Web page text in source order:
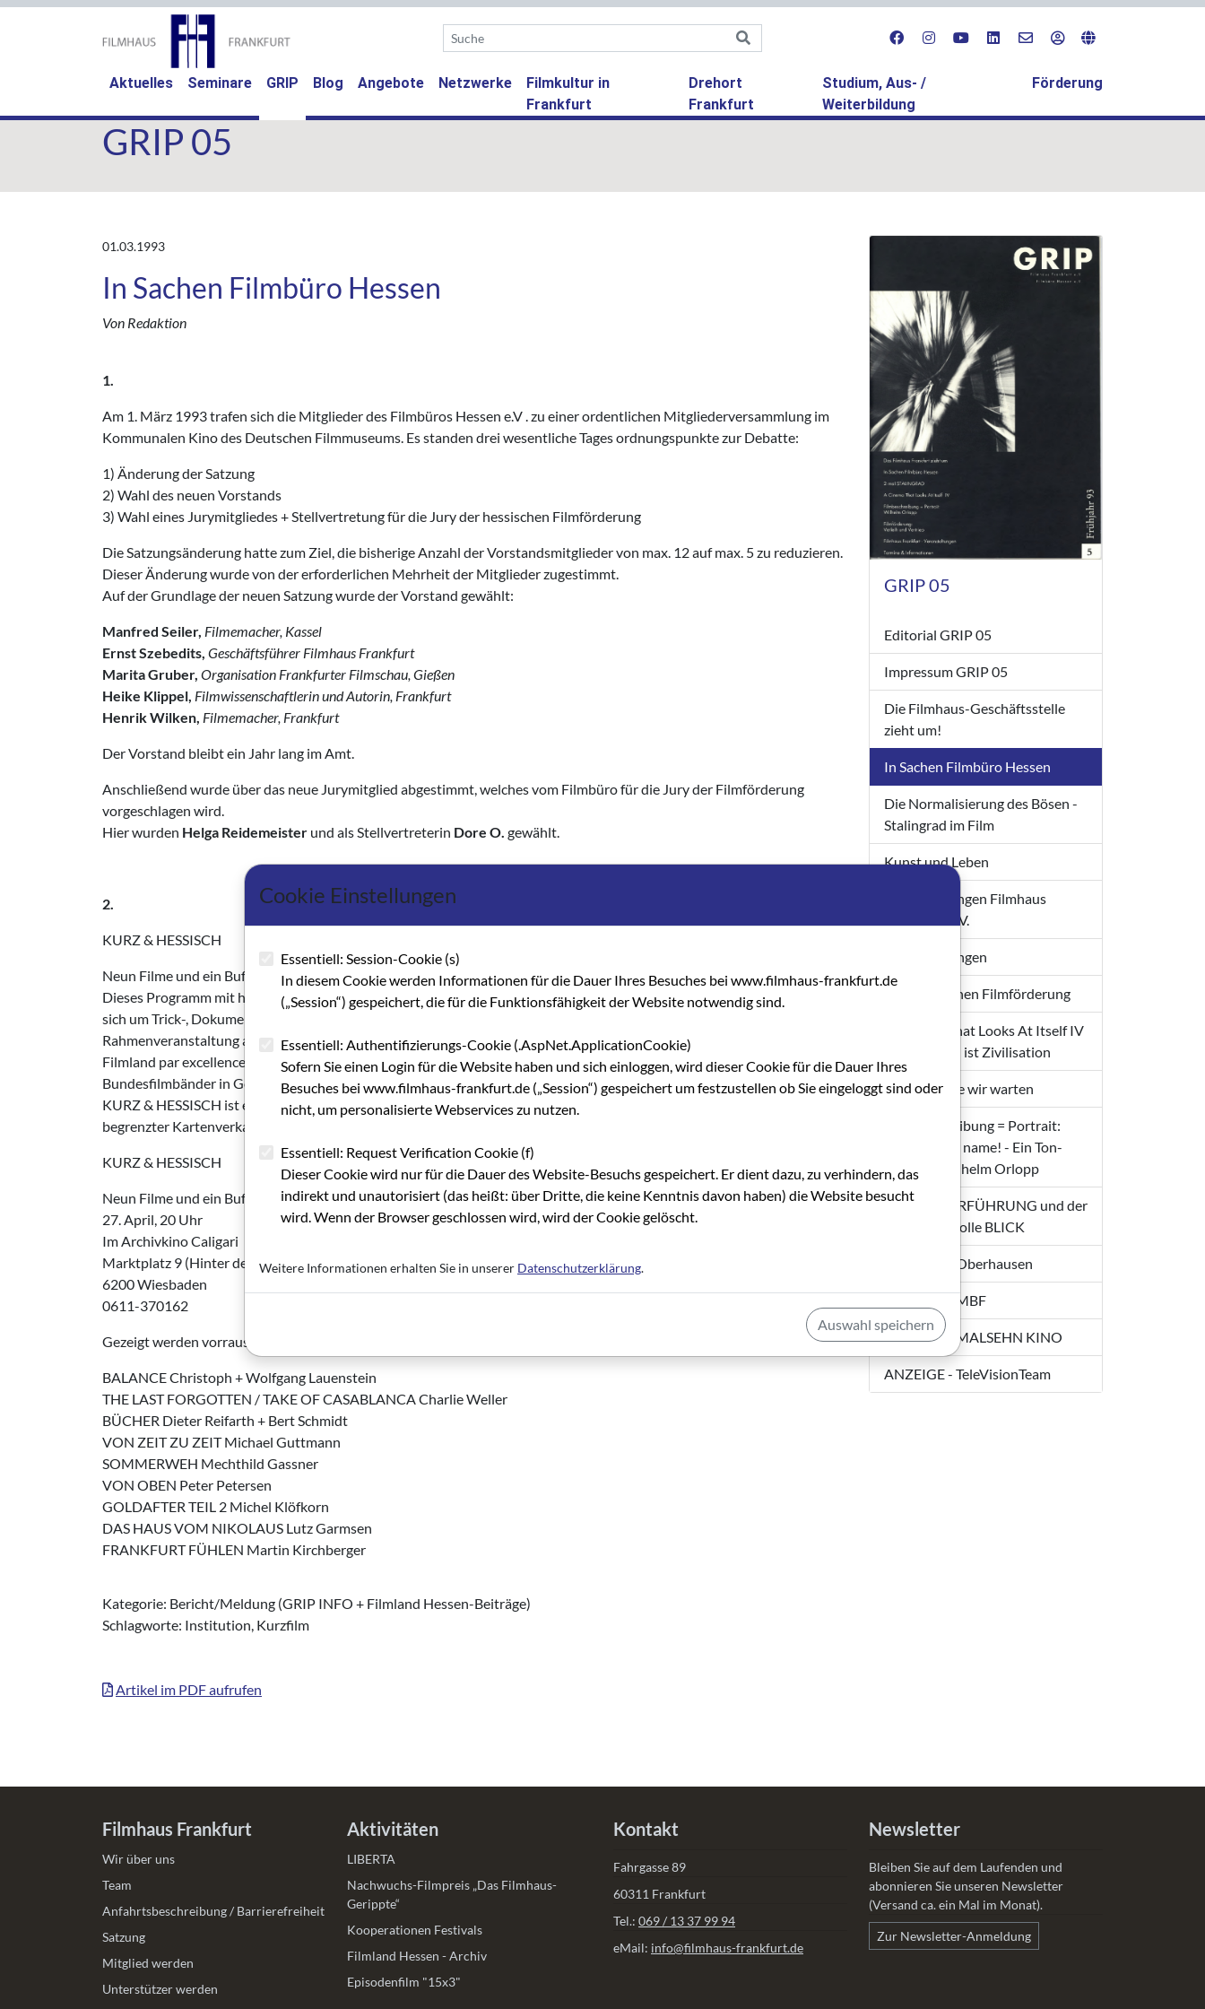
Aktuelles Seminare GRIP (current)
Blog Angebote Netzwerke
Filmkultur in
Frankfurt
Drehort
Frankfurt
Studium, Aus- /
Weiterbildung
Förderung
GRIP 05
01.03.1993
In Sachen Filmbüro Hessen
Von Redaktion
1.
Am 1. März 1993 trafen sich die Mitglie­der des Filmbüros Hessen e.V . zu einer ordentlichen Mitgliederversammlung im
Kommunalen Kino des Deutschen Filmmuseums. Es standen drei wesentliche Tages­ ordnungspunkte zur Debatte:
1) Änderung der Satzung
2) Wahl des neuen Vorstands
3) Wahl eines Jurymitgliedes + Stellvertretung für die Jury der hessi­schen Filmförderung
Die Satzungsänderung hatte zum Ziel, die bisherige Anzahl der Vorstandsmitglieder von max. 12 auf max. 5 zu reduzieren.
Dieser Änderung wurde von der erforder­lichen Mehrheit der Mitglieder zugestimmt.
Auf der Grundlage der neuen Satzung wurde der Vorstand gewählt:
Manfred Seiler, Filmemacher, Kassel
Ernst Szebedits, Geschäftsführer Filmhaus Frankfurt
Marita Gruber, Organisation Frankfur­ter Filmschau, Gießen
Heike Klippel, Filmwissenschaftlerin undAutorin, Frankfurt
Henrik Wilken, Filmemacher, Frankfurt
Der Vorstand bleibt ein Jahr lang im Amt.
Anschließend wurde über das neue Jurymitglied abgestimmt, welches vom Filmbüro für die Jury der Filmförderung
vorgeschlagen wird.
Hier wurden Helga Reidemeister und als Stellvertreterin Dore O. gewählt.
2.
KURZ & HESSISCH
Neun Filme und ein Buffet
Dieses Programm mit hessischen Kurz­filmen läßt eine ungewöhnliche Vielfalt an Ausdrucksformen erkennen, egal ob es
sich um Trick-, Dokumentar- oder Kurzspielfilm handelt. Zu diesem Abend lädt das Filmbüro Hessen e. V. ein. Er ist eine
Rahmenveranstaltung anläßlich der Landtagsanhörung zur Lage des Film­schaffens in Hessen. Obwohl Hessen nicht als
Filmland par excellence gilt, finden sich in diesem unterhaltsamen Programm Oscargewinner, Cannes­preisträger und
Bundesfilmbänder in Gold. Es sind Filme, die auch internatio­nal Furore machen.
KURZ & HESSISCH ist ein Treffen zwi­schen Filmleuten, Politikern und der Wirtschaft. Zu dieser Veranstaltung findet ein
begrenzter Kartenverkauf statt. Um recht­ zeitige Vorbestellung wird gebeten.
KURZ & HESSISCH
Neun Filme und ein Buffet
27. April, 20 Uhr
Im Archivkino Caligari
Marktplatz 9 (Hinter der Marktkirche)
6200 Wiesbaden
0611-370162
Gezeigt werden vorraussichtlich:
BALANCE Christoph + Wolfgang Lauenstein
THE LAST FORGOTTEN / TAKE OF CASABLANCA Charlie Weller
BÜCHER Dieter Reifarth + Bert Schmidt
VON ZEIT ZU ZEIT Michael Guttmann
SOMMERWEH Mechthild Gassner
VON OBEN Peter Petersen
GOLDAFTER TEIL 2 Michel Klöfkorn
DAS HAUS VOM NIKOLAUS Lutz Garmsen
FRANKFURT FÜHLEN Martin Kirchberger
Kategorie: Bericht/Meldung (GRIP INFO + Filmland Hessen-Beiträge)
Schlagworte: Institution, Kurzfilm
Artikel im PDF aufrufen
GRIP 05
Editorial GRIP 05
Impressum GRIP 05
Die Filmhaus-Geschäftsstelle
zieht um!
In Sachen Filmbüro Hessen
Die Normalisierung des Bösen -
Stalingrad im Film
Kunst und Leben
Veranstaltungen Filmhaus
Frankfurt e. V.
Veranstaltungen
Zur Hessischen Filmförderung
A Cinema That Looks At Itself IV
- Repression ist Zivilisation
Filme, auf die wir warten
Filmbeschreibung = Portrait:
What's your name! - Ein Ton-
Film von Wilhelm Orlopp
EROTIK, VERFÜHRUNG und der
verhängnisvolle BLICK
ANZEIGE - Oberhausen
ANZEIGE - MBF
ANZEIGE - MALSEHN KINO
ANZEIGE - TeleVisionTeam
Filmhaus Frankfurt
Wir über uns
Team
Anfahrtsbeschreibung / Barrierefreiheit
Satzung
Mitglied werden
Unterstützer werden
Aktivitäten
LIBERTA
Nachwuchs-Filmpreis „Das Filmhaus-
Gerippte“
Kooperationen Festivals
Filmland Hessen - Archiv
Episodenfilm "15x3"
Kontakt
Fahrgasse 89
60311 Frankfurt
Tel.: 069 / 13 37 99 94
eMail: info@filmhaus-frankfurt.de
Newsletter
Bleiben Sie auf dem Laufenden und
abonnieren Sie unseren Newsletter
(Versand ca. ein Mal im Monat).
Zur Newsletter-Anmeldung
Cookie Einstellungen
Essentiell: Session-Cookie (s)
In diesem Cookie werden Informationen für die Dauer Ihres Besuches bei www.filmhaus-frankfurt.de
(„Session“) gespeichert, die für die Funktionsfähigkeit der Website notwendig sind.
Essentiell: Authentifizierungs-Cookie (.AspNet.ApplicationCookie)
Sofern Sie einen Login für die Website haben und sich einloggen, wird dieser Cookie für die Dauer Ihres
Besuches bei www.filmhaus-frankfurt.de („Session“) gespeichert um festzustellen ob Sie eingeloggt sind oder
nicht, um personalisierte Webservices zu nutzen.
Essentiell: Request Verification Cookie (f)
Dieser Cookie wird nur für die Dauer des Website-Besuchs gespeichert. Er dient dazu, zu verhindern, das
indirekt und unautorisiert (das heißt: über Dritte, die keine Kenntnis davon haben) die Website besucht
wird. Wenn der Browser geschlossen wird, wird der Cookie gelöscht.
Weitere Informationen erhalten Sie in unserer Datenschutzerklärung.
Auswahl speichern